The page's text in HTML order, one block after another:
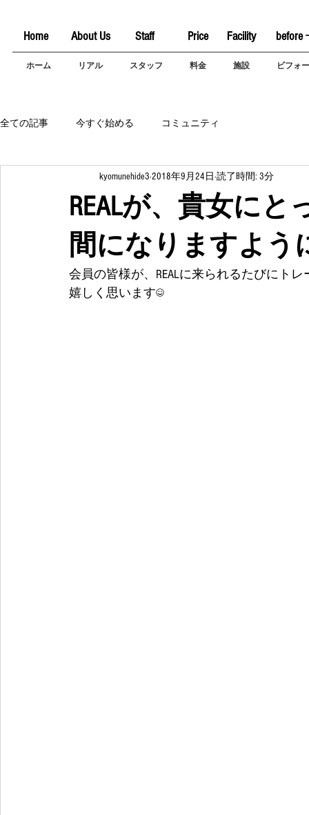
Home About Us Staff Price Facility before
ホーム リアル スタッフ 料金 施設 ビフォ
全ての記事 今すぐ始める コミュニティ
REALが、貴女に
間になりますよう
kyomunehide3 2018年9月24日 読了時間: 3分
会員の皆様が、REALに来られるたびにト
嬉しく思います☺️